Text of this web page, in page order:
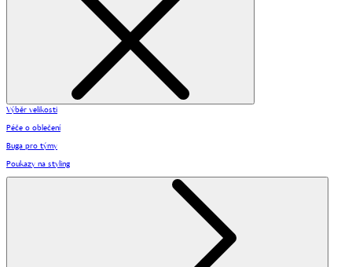
Výběr velikosti
Péče o oblečení
Buga pro týmy
Poukazy na styling